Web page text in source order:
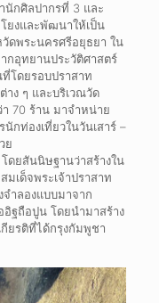
นักศิลปากรที่ 3 และ
ยงและพัฒนาให้เป็น
ดพระนครศรีอยุธยา ใน
กอุทยานประวัติศาสตร์
โดยรอบปราสาท
ง ๆ และบริเวณวัด
70 ร้าน มาจำหน่าย
กท่องเที่ยวในวันเสาร์ –
ย
ดยสันนิษฐานว่าสร้างใน
เด็จพระเจ้าปราสาท
จำลองแบบมาจาก
ฐถือปูน โดยนำมาสร้าง
กียรติที่ได้กรุงกัมพูชา